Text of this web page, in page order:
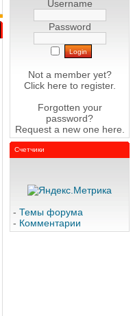
Username
Password
Not a member yet?
Click here to register.
Forgotten your
password?
Request a new one here
Счетчики
- Темы форума
- Комментарии